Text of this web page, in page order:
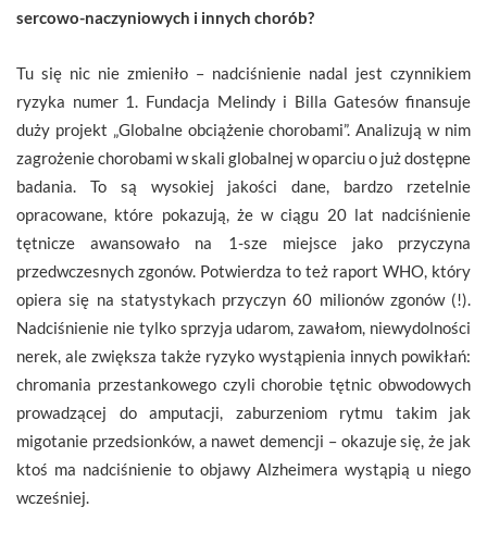
sercowo-naczyniowych i innych chorób?
Tu się nic nie zmieniło – nadciśnienie nadal jest czynnikiem
ryzyka numer 1. Fundacja Melindy i Billa Gatesów finansuje
duży projekt „Globalne obciążenie chorobami”. Analizują w nim
zagrożenie chorobami w skali globalnej w oparciu o już dostępne
badania. To są wysokiej jakości dane, bardzo rzetelnie
opracowane, które pokazują, że w ciągu 20 lat nadciśnienie
tętnicze awansowało na 1-sze miejsce jako przyczyna
przedwczesnych zgonów. Potwierdza to też raport WHO, który
opiera się na statystykach przyczyn 60 milionów zgonów (!).
Nadciśnienie nie tylko sprzyja udarom, zawałom, niewydolności
nerek, ale zwiększa także ryzyko wystąpienia innych powikłań:
chromania przestankowego czyli chorobie tętnic obwodowych
prowadzącej do amputacji, zaburzeniom rytmu takim jak
migotanie przedsionków, a nawet demencji – okazuje się, że jak
ktoś ma nadciśnienie to objawy Alzheimera wystąpią u niego
wcześniej.